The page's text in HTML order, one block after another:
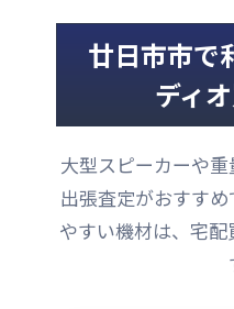
廿日市市で
ディ
大型スピーカーや
出張査定がおすす
やすい機材は、宅